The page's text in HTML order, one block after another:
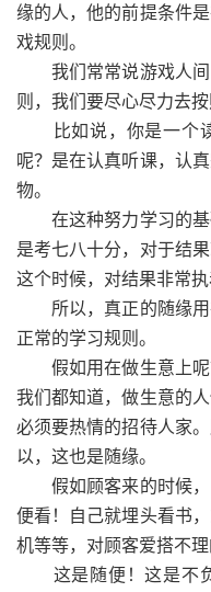
缘的人，他的前提条件
戏规则。
我们常常说游戏人间
则，我们要尽心尽力去
比如说，你是一个读
呢？是在认真听课，认
物。
在这种努力学习的基
是考七八十分，对于结
这个时候，对结果非常
所以，真正的随缘用
正常的学习规则。
假如用在做生意上呢
我们都知道，做生意的
必须要热情的招待人家
以，这也是随缘。
假如顾客来的时候，
便看！自己就埋头看书
机等等，对顾客爱搭不
这是随便！这是不负